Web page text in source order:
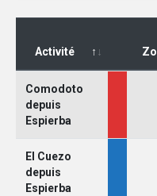
Activité
Comodoto
depuis
Espierba
El Cuezo
depuis
Espierba